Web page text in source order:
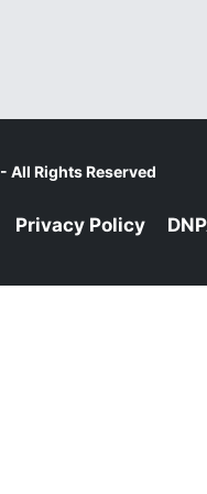
- All Rights Reserved
Privacy Policy